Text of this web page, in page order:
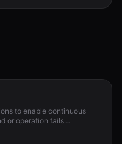
to enable continuous
or operation fails